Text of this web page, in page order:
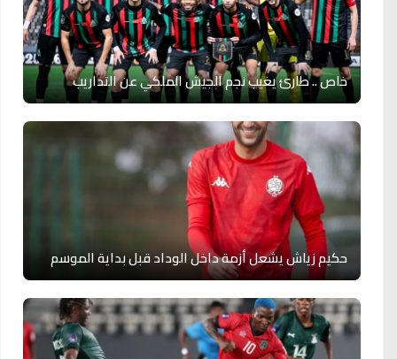
خاص .. طارئ يغيب نجم الجيش الملكي عن التداريب
حكيم زياش يشعل أزمة داخل الوداد قبل بداية الموسم